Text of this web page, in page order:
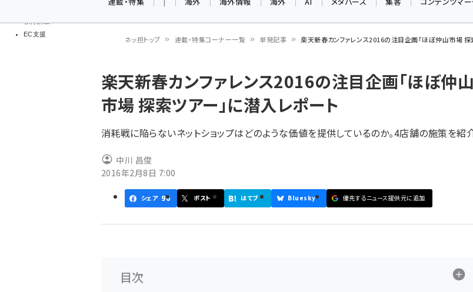
移
教育講座
EC支援
ン
く
ず
ネッ担トップ 連載・特集コーナー一覧 単発記事 楽天新春カンファレンス2016の注目企画「ほぼ仲山市場 探
楽天新春カンファレンス2016の注目企画「ほぼ仲山
市場 探索ツアー」に潜入レポート
消耗戦に陥らないネットショップはどのような価値を提供しているのか。4店舗の施策を紹
中川 昌俊
2016年2月8日 7:00
シェア 96 ポスト はてブ Bluesky 優先するニュース提供元に追加
目次